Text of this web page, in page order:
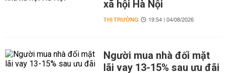
xã hội Hà Nội
THỊ TRƯỜNG 19:54 | 04/08/2026
Người mua nhà đối mặt
lãi vay 13-15% sau ưu đãi